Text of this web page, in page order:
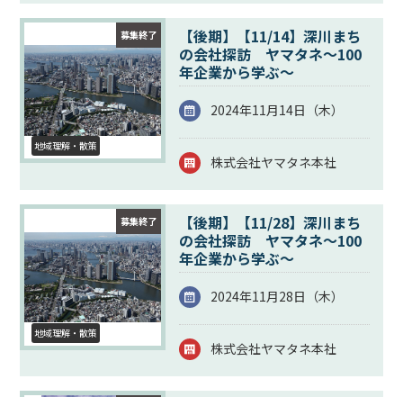
募集終了
地域理解・散策
【後期】【11/14】深川まち
の会社探訪 ヤマタネ～100
年企業から学ぶ～
2024年11月14日（木）
株式会社ヤマタネ本社
募集終了
地域理解・散策
【後期】【11/28】深川まち
の会社探訪 ヤマタネ～100
年企業から学ぶ～
2024年11月28日（木）
株式会社ヤマタネ本社